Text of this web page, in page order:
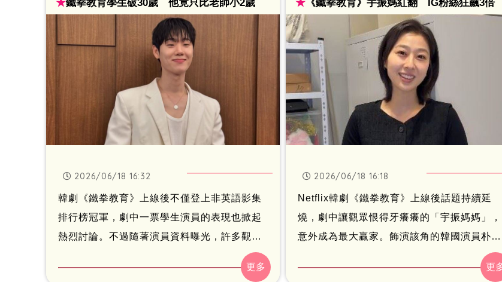
生的做法，現實中根本不可能複製，觀點讓不
少同行心有戚戚。
★鐵拳教育學生破30歲 他竟只比老師小2歲
2026/06/18 16:32
韓劇《鐵拳教育》上線後不僅登上非英語影集
排行榜冠軍，劇中一票學生演員的表現也掀起
熱烈討論。不過隨著演員資料曝光，許多觀眾
才驚覺，劇中看起來毫無違和感的高中生、國
中生，實際年齡幾乎全都超過30歲，其中飾演
★《鐵拳教育》宇振媽紅翻 IG粉絲狂飆3倍
2026/06/18 16:18
Netflix韓劇《鐵拳教育》上線後話題持續延
燒，劇中讓觀眾恨得牙癢癢的「宇振媽媽」，
意外成為最大贏家。飾演該角的韓國演員朴智
妍，憑藉精湛演技成功掀起討論熱潮，人氣也